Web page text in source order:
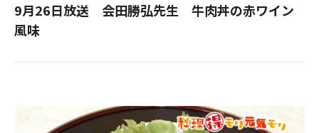
試写会・プレゼント
9月26日放送 会田勝弘先生 牛肉丼の赤ワイン
風味